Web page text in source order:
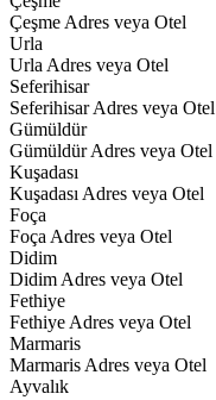
Çeşme Adres veya Otel
Urla
Urla Adres veya Otel
Seferihisar
Seferihisar Adres veya Otel
Gümüldür
Gümüldür Adres veya Otel
Kuşadası
Kuşadası Adres veya Otel
Foça
Foça Adres veya Otel
Didim
Didim Adres veya Otel
Fethiye
Fethiye Adres veya Otel
Marmaris
Marmaris Adres veya Otel
Ayvalık